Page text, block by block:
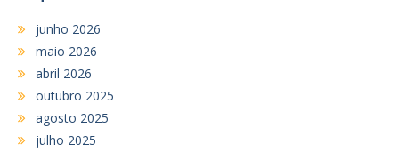
junho 2026
maio 2026
abril 2026
outubro 2025
agosto 2025
julho 2025